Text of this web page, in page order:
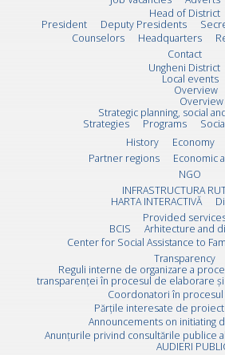
Head of District
President
Deputy Presidents
Counselors
Headquarters
Contact
Ungheni District
Local events
Overview
Overview
Strategic planning, social
Strategies
Programs
History
Economy
Partner regions
Economic
NGO
INFRASTRUCTURA
HARTA INTERACTIVĂ
Provided
BCIS
Arhitecture and
Center for Social Assistance to
Transparency
Reguli interne de organizare a
transparenței în procesul de elaborare
Coordonatori în
Părțile interesate de
Announcements on initiating
Anunțurile privind consultările publice
AUDIERI